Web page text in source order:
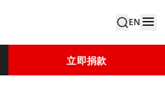
EN
立即捐款